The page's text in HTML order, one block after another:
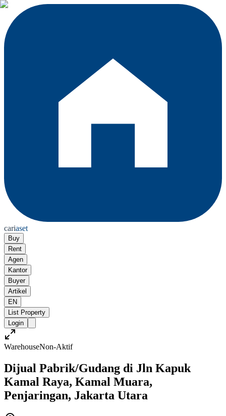
cariaset
Buy
Rent
Agen
Kantor
Buyer
Artikel
EN
List Property
Login
WarehouseNon-Aktif
Dijual Pabrik/Gudang di Jln Kapuk
Kamal Raya, Kamal Muara,
Penjaringan, Jakarta Utara